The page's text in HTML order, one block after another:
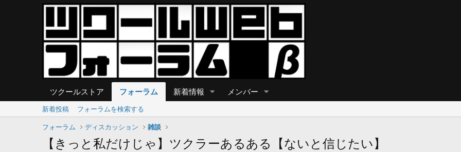
ツクールストア フォーラム 新着情報 メンバー
新着投稿
フォーラムを検索する
フォーラム
ディスカッション 雑談
【きっと私だけじゃ】ツクラーあるある【ないと信じたい】